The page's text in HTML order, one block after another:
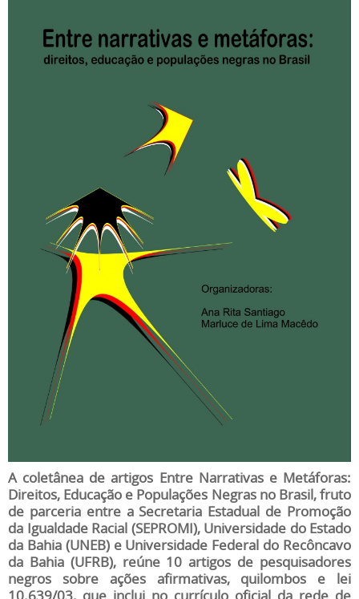
A coletânea de artigos Entre Narrativas e Metáforas:
Direitos, Educação e Populações Negras no Brasil, fruto
de parceria entre a Secretaria Estadual de Promoção
da Igualdade Racial (SEPROMI), Universidade do Estado
da Bahia (UNEB) e Universidade Federal do Recôncavo
da Bahia (UFRB), reúne 10 artigos de pesquisadores
negros sobre ações afirmativas, quilombos e lei